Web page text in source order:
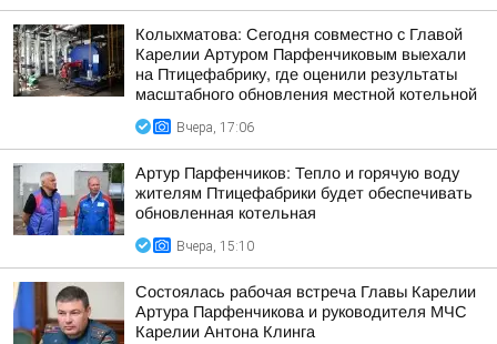
Колыхматова: Сегодня совместно с Главой
Карелии Артуром Парфенчиковым выехали
на Птицефабрику, где оценили результаты
масштабного обновления местной котельной
Вчера, 17:06
Артур Парфенчиков: Тепло и горячую воду
жителям Птицефабрики будет обеспечивать
обновленная котельная
Вчера, 15:10
Состоялась рабочая встреча Главы Карелии
Артура Парфенчикова и руководителя МЧС
Карелии Антона Клинга